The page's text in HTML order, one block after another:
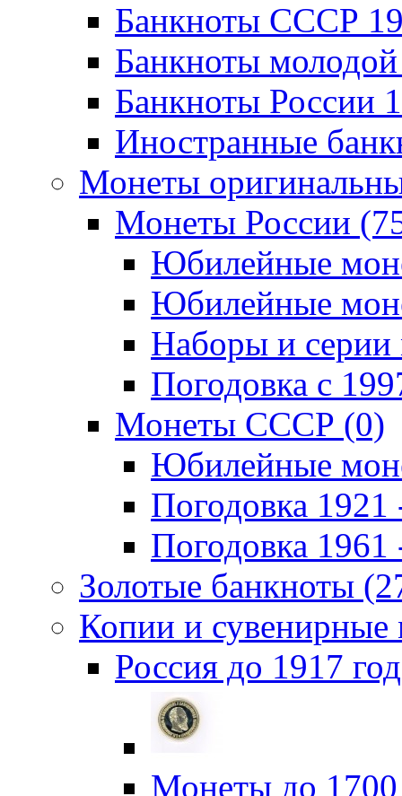
Банкноты CCCР
Банкноты
Банкноты России
Иностранные
Монеты
Монеты России
Юбилейные
Юбилейные
Наборы и серии
Погодовка c
Монеты СССР (0)
Юбилейные
Погодовка 1921
Погодовка 1961
Золотые банкноты
Копии и
Россия до 1917
Монеты до 1700